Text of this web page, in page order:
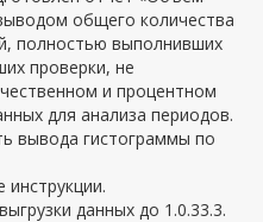
общего количества
полностью выполнивших
проверки, не
и процентном
для анализа периодов.
вывода гистограммы по
данных до 1.0.33.3.